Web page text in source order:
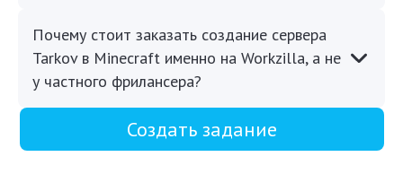
Почему стоит заказать создание сервера
Tarkov в Minecraft именно на Workzilla, а не
у частного фрилансера?
Создать задание